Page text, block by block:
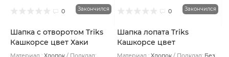
0 Закончился
Шапка с отворотом Triks
Кашкорсе цвет Хаки
Материал : Хлопок Подклад:
0 Закончился
Шапка лопата Triks
Кашкорсе цвет
Горчичный
Материал : Хлопок Подклад: Без